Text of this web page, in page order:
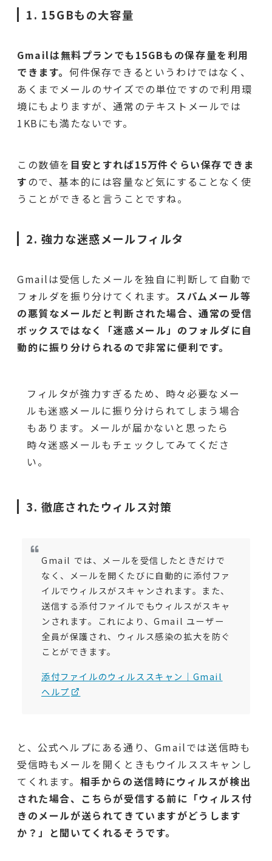
1. 15GBもの大容量
Gmailは無料プランでも 15GBもの保存量を利用
できます。 何件保存できるというわけではなく、
あくまでメールのサイズでの単位ですので利用環
境にもよりますが、通常のテキストメールでは
1KBにも満たないです。
この数値を 目安とすれば15万件ぐらい保存できま
すので、基本的には容量など気にすることなく使
うことができると言うことですね。
2. 強力な迷惑メールフィルタ
Gmailは受信したメールを独自に判断して自動で
フォルダを振り分けてくれます。 スパムメール等
の悪質なメールだと判断された場合、通常の受信
ボックスではなく「迷惑メール」のフォルダに自
動的に振り分けられるので非常に便利です。
フィルタが強力すぎるため、時々必要なメー
ルも迷惑メールに振り分けられてしまう場合
もあります。メールが届かないと思ったら
時々迷惑メールもチェックしてみてくださ
い。
3. 徹底されたウィルス対策
Gmail では、メールを受信したときだけで
なく、メールを開くたびに自動的に添付ファ
イルでウィルスがスキャンされます。また、
送信する添付ファイルでもウィルスがスキャ
ンされます。これにより、Gmail ユーザー
全員が保護され、ウィルス感染の拡大を防ぐ
ことができます。
添付ファイルのウィルススキャン｜Gmail
ヘルプ
と、公式ヘルプにある通り、Gmailでは送信時も
受信時もメールを開くときもウイルススキャンし
てくれます。 相手からの送信時にウィルスが検出
された場合、 こちらが受信する前に「ウィルス付
きのメールが送られてきていますがどうします
か？」と聞いてくれるそうです。